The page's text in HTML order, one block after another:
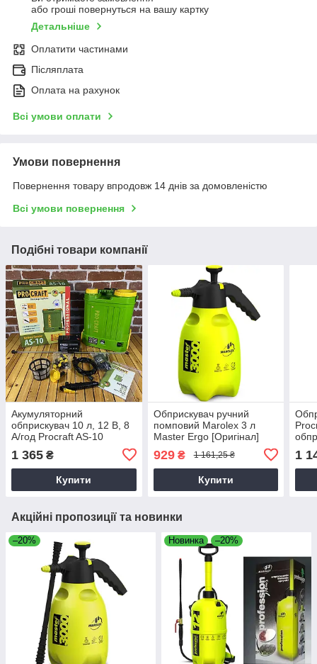
або гроші повернуться на вашу картку
Детальніше
Оплатити частинами
Післяплата
Оплата на рахунок
Всі умови оплати
Умови повернення
Повернення товару впродовж 14 днів за домовленістю
Всі умови повернення
Подібні товари компанії
Акумуляторний
обприскувач 10 л, 12 В, 8
А/год Procraft AS-10
1 365 ₴
Купити
Обприскувач ручний
помповий Marolex 3 л
Master Ergo [Оригінал]
929₴ 1 161,25 ₴
Купити
1
Акційні пропозиції та новинки
–20% Новинка –20%